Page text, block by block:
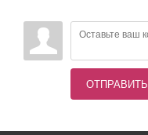
ОТПРАВИТЬ